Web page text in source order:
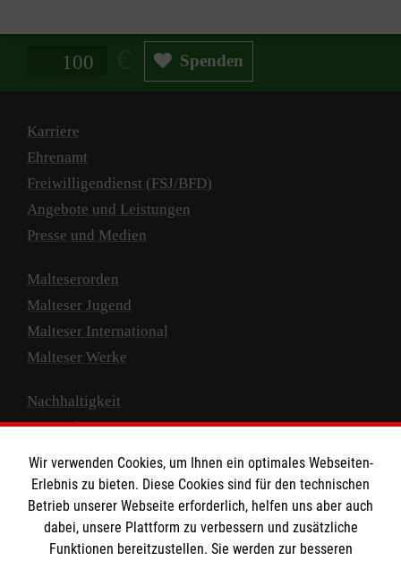
Spendenbetrag in Euro Spenden
Karriere
Ehrenamt
Freiwilligendienst (FSJ/BFD)
Angebote und Leistungen
Presse und Medien
Malteserorden
Malteser Jugend
Malteser International
Malteser Werke
Nachhaltigkeit
Prävention
Compliance
Transparenz
Spenden und Helfen
Spendenkonto
Wir verwenden Cookies, um Ihnen ein optimales Webseiten-
Erlebnis zu bieten. Diese Cookies sind für den technischen
Betrieb unserer Webseite erforderlich, helfen uns aber auch
dabei, unsere Plattform zu verbessern und zusätzliche
Funktionen bereitzustellen. Sie werden zur besseren